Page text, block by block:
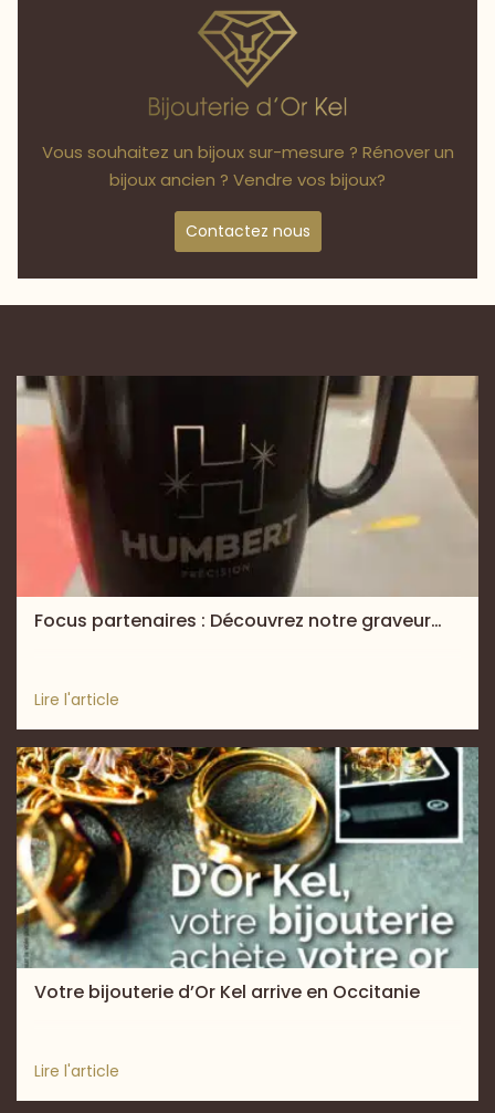
Vous souhaitez un bijoux sur-mesure ? Rénover un
bijoux ancien ? Vendre vos bijoux?
Contactez nous
Focus partenaires : Découvrez notre graveur…
Lire l'article
Votre bijouterie d’Or Kel arrive en Occitanie
Lire l'article